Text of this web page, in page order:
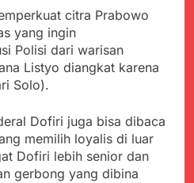
Pabuaran
Kapolsek Kebonpedes
Bantu Lansia dengan
Kursi Roda, Warga Haru
dan Bersyukur
Agustus 7, 2026
Data Ganda Capai 6
Juta, BGN Benahi Basis
Penerima Program
Makan Bergizi Gratis
Agustus 6, 2026
di Wilayah 3T Tuntas
Pekan Ini, Integrasi
Data MBG Hampir
Rampung
Agustus 6, 2026
Bobby Maulana Pastikan
Kawasan Kuliner Ahmad
citra Prabowo
yang ingin
Polisi dari warisan
Listyo diangkat karena
Solo).
Dofiri juga bisa dibaca
memilih loyalis di luar
Dofiri lebih senior dan
gerbong yang dibina